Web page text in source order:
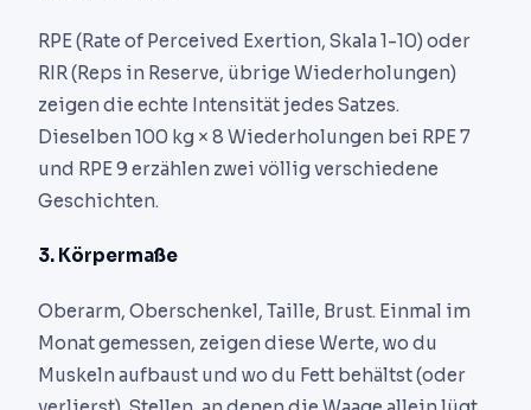
RPE (Rate of Perceived Exertion, Skala 1-10) oder
RIR (Reps in Reserve, übrige Wiederholungen)
zeigen die echte Intensität jedes Satzes.
Dieselben 100 kg × 8 Wiederholungen bei RPE 7
und RPE 9 erzählen zwei völlig verschiedene
Geschichten.
3. Körpermaße
Oberarm, Oberschenkel, Taille, Brust. Einmal im
Monat gemessen, zeigen diese Werte, wo du
Muskeln aufbaust und wo du Fett behältst (oder